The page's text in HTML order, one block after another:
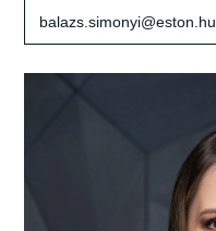
balazs.simonyi@eston.hu